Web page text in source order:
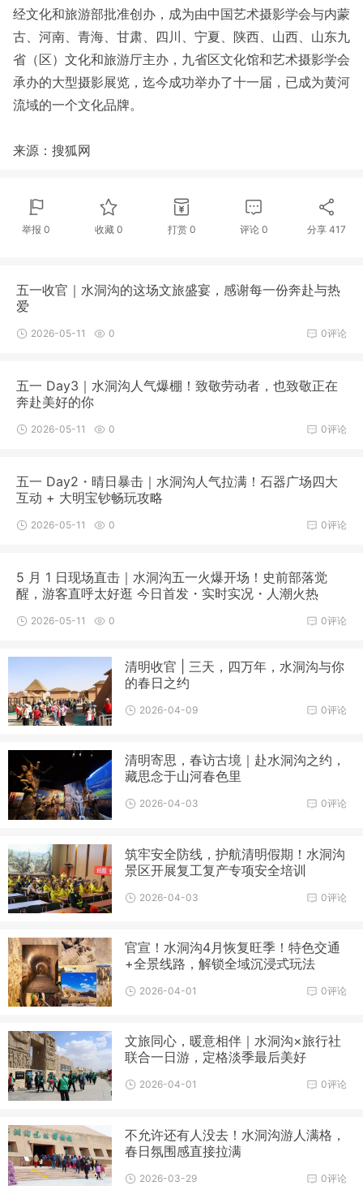
经文化和旅游部批准创办，成为由中国艺术摄影学会与内蒙
古、河南、青海、甘肃、四川、宁夏、陕西、山西、山东九
省（区）文化和旅游厅主办，九省区文化馆和艺术摄影学会
承办的大型摄影展览，迄今成功举办了十一届，已成为黄河
流域的一个文化品牌。
来源：搜狐网
举报 0 收藏 0 打赏 0 评论0 分享417
五一收官｜水洞沟的这场文旅盛宴，感谢每一份奔赴与热
爱
0评论
2026-05-11 0
五一 Day3｜水洞沟人气爆棚！致敬劳动者，也致敬正在
奔赴美好的你
0评论
2026-05-11 0
五一 Day2・晴日暴击｜水洞沟人气拉满！石器广场四大
互动 + 大明宝钞畅玩攻略
0评论
2026-05-11 0
5 月 1 日现场直击｜水洞沟五一火爆开场！史前部落觉
醒，游客直呼太好逛 今日首发・实时实况・人潮火热
0评论
2026-05-11 0
清明收官 | 三天，四万年，水洞沟与你
的春日之约
0评论
2026-04-09
清明寄思，春访古境｜赴水洞沟之约，
藏思念于山河春色里
0评论
2026-04-03
筑牢安全防线，护航清明假期！水洞沟
景区开展复工复产专项安全培训
0评论
2026-04-03
官宣！水洞沟4月恢复旺季！特色交通
+全景线路，解锁全域沉浸式玩法
0评论
2026-04-01
文旅同心，暖意相伴｜水洞沟×旅行社
联合一日游，定格淡季最后美好
0评论
2026-04-01
不允许还有人没去！水洞沟游人满格，
春日氛围感直接拉满
0评论
2026-03-29